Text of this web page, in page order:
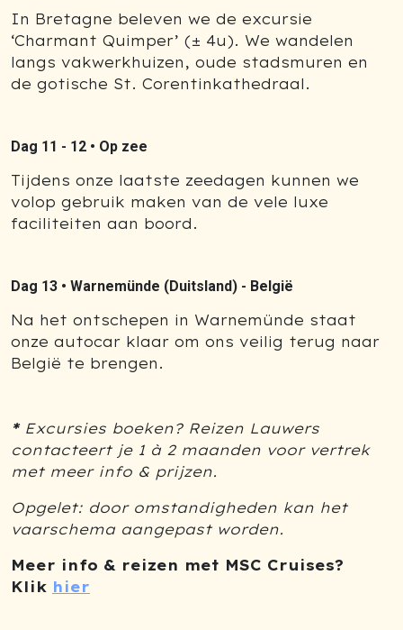
In Bretagne beleven we de excursie
‘Charmant Quimper’ (± 4u). We wandelen
langs vakwerkhuizen, oude stadsmuren en
de gotische St. Corentinkathedraal.
Dag 11 - 12 • Op zee
Tijdens onze laatste zeedagen kunnen we
volop gebruik maken van de vele luxe
faciliteiten aan boord.
Dag 13 • Warnemünde (Duitsland) - België
Na het ontschepen in Warnemünde staat
onze autocar klaar om ons veilig terug naar
België te brengen.
* Excursies boeken? Reizen Lauwers
contacteert je 1 à 2 maanden voor vertrek
met meer info & prijzen.
Opgelet: door omstandigheden kan het
vaarschema aangepast worden.
Meer info & reizen met MSC Cruises?
Klik hier